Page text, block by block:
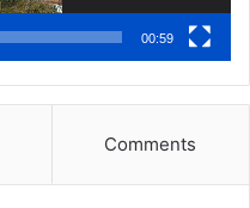
00:59
Comments